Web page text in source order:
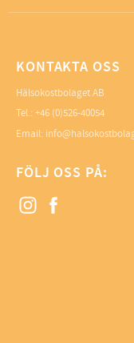
KONTAKTA OSS
Hälsokostbolaget AB
Tel.: +46 (0)526-40054
Email:
FÖLJ OSS PÅ: